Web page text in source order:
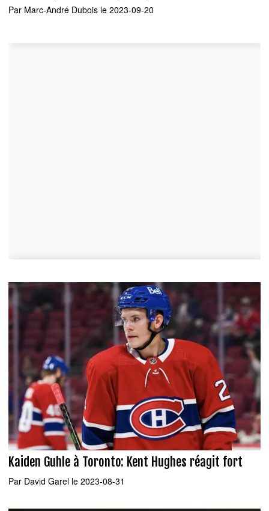
Par Marc-André Dubois le 2023-09-20
Kaiden Guhle à Toronto: Kent Hughes réagit fort
Par David Garel le 2023-08-31